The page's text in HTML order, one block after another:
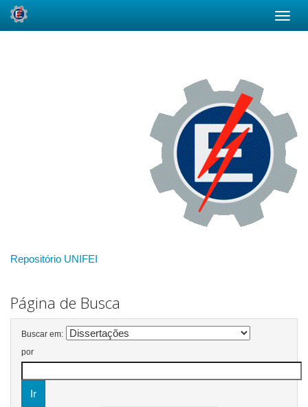
Repositório UNIFEI
Página de Busca
Buscar em:
por